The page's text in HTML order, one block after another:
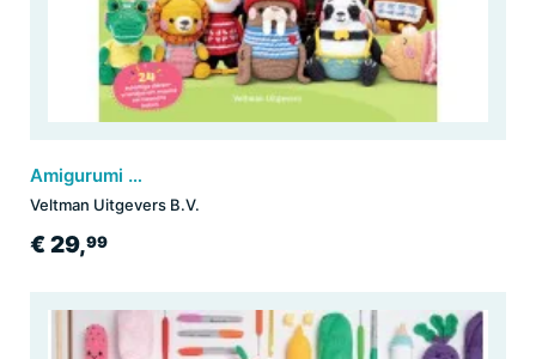
Amigurumi voor het hele jaar
Veltman Uitgevers B.V.
€ 29,99